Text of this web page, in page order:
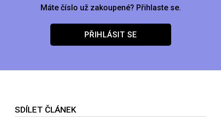
Máte číslo už zakoupené? Přihlaste se.
PŘIHLÁSIT SE
SDÍLET ČLÁNEK